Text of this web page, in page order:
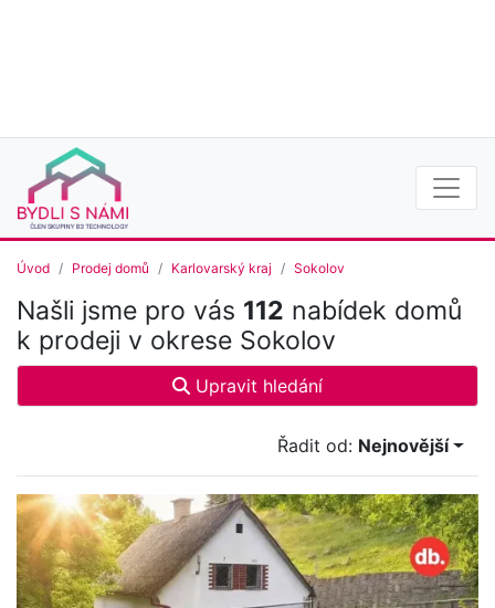
Úvod Prodej domů Karlovarský kraj Sokolov
Našli jsme pro vás 112 nabídek domů
k prodeji v okrese Sokolov
Upravit hledání
Řadit od: Nejnovější